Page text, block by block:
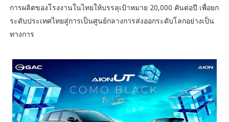
การผลิตของโรงงานในไทยให้บรรลุเป้าหมาย 20,000 คันต่อปี เพื่อยก
ระดับประเทศไทยสู่การเป็นศูนย์กลางการส่งออกระดับโลกอย่างเป็น
ทางการ